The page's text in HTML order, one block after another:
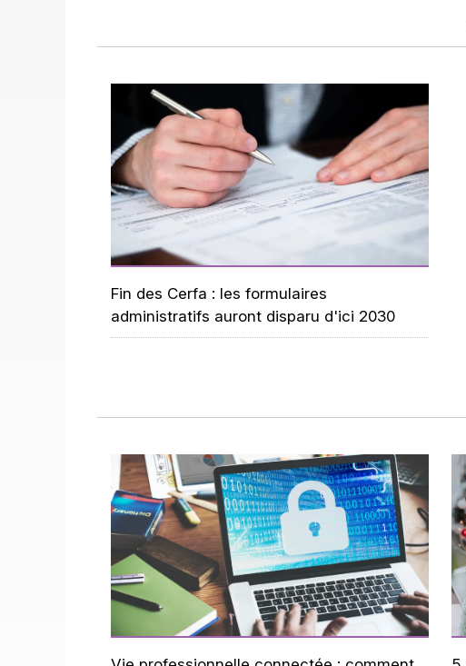
Fin des Cerfa : les formulaires
administratifs auront disparu d'ici 2030